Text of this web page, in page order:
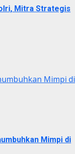
Mitra Strategis
Mimpi di
Mimpi di